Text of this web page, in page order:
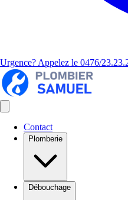
Urgence? Appelez le 0476/
Contact
Plomberie
Débouchage